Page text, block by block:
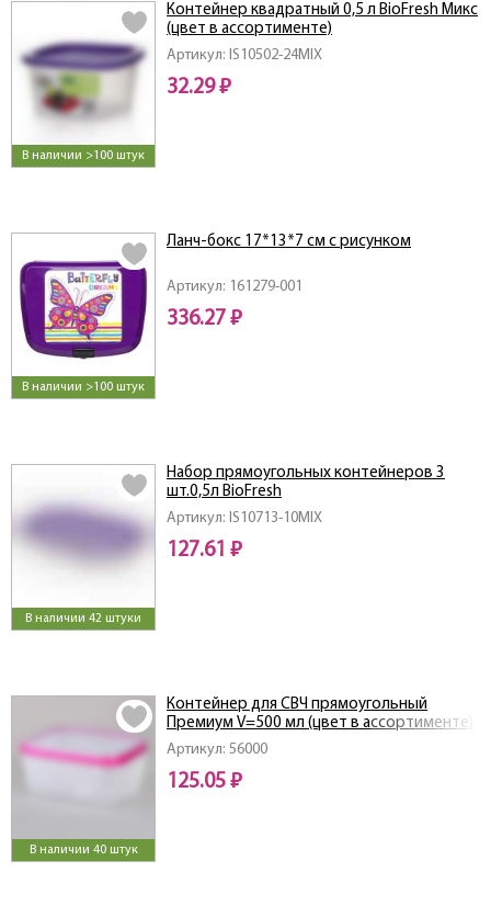
В наличии >100 штук
Артикул: IS10502-24MIX
Контейнер квадратный 0,5 л BioFresh Микс
(цвет в ассортименте)
32.29 ₽
В наличии >100 штук
Артикул: 161279-001
Ланч-бокс 17*13*7 см с рисунком
336.27 ₽
В наличии 42 штуки
Артикул: IS10713-10MIX
Набор прямоугольных контейнеров 3
шт.0,5л BioFresh
127.61 ₽
В наличии 40 штук
Артикул: 56000
Контейнер для СВЧ прямоугольный
Премиум V=500 мл (цвет в ассортименте)
125.05 ₽